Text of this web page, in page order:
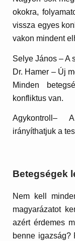
okokra,
vissza egyes
vakon mindent
Selye János– A
Dr. Hamer – Új
Minden
konfliktus van.
Agykontroll– A
irányíthatjuk a
Betegségek
Nem kell
magyarázatot
azért érdemes
benne igazság?